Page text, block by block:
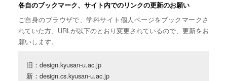
各自のブックマーク、サイト内でのリンクの更新のお願い
ご自身のブラウザで、学科サイト個人ページをブックマークさ
れていた方、URLが以下のとおり変更されているので、更新をお
願いします。
旧：design.kyusan-u.ac.jp
新：design.cs.kyusan-u.ac.jp